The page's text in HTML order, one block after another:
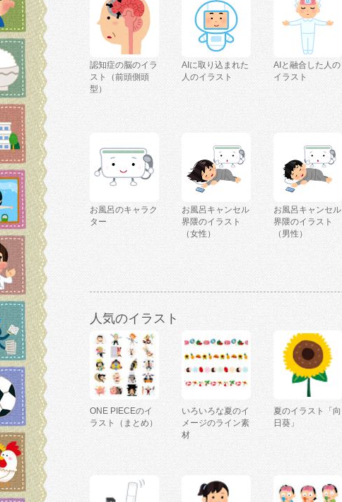
認知症の脳のイラ
スト（前頭側頭
型）
AIに取り込まれた
人のイラスト
AIと融合した人の
イラスト
お風呂のキャラク
ター
お風呂キャンセル
界隈のイラスト
（女性）
お風呂キャンセル
界隈のイラスト
（男性）
人気のイラスト
ONE PIECEのイ
ラスト（まとめ）
いろいろな夏のイ
メージのライン素
材
夏のイラスト「向
日葵」